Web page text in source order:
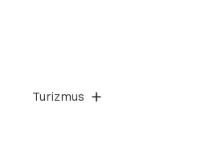
Turizmus